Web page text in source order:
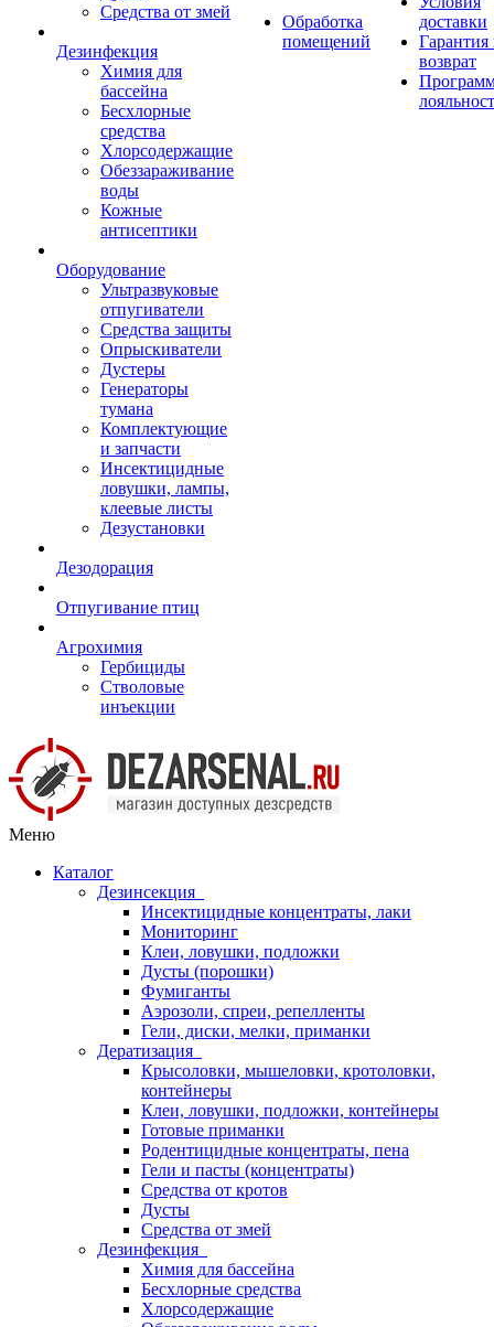
Средства от змей
Дезинфекция
Химия для
бассейна
Бесхлорные
средства
Хлорсодержащие
Обеззараживание
воды
Кожные
антисептики
Оборудование
Ультразвуковые
отпугиватели
Средства защиты
Опрыскиватели
Дустеры
Генераторы
тумана
Комплектующие
и запчасти
Инсектицидные
ловушки, лампы,
клеевые листы
Дезустановки
Дезодорация
Отпугивание птиц
Агрохимия
Гербициды
Стволовые
инъекции
Обработка
помещений
доставки
Гарантия
возврат
Меню
Каталог
Дезинсекция
Инсектицидные концентраты, лаки
Мониторинг
Клеи, ловушки, подложки
Дусты (порошки)
Фумиганты
Аэрозоли, спреи, репелленты
Гели, диски, мелки, приманки
Дератизация
Крысоловки, мышеловки, кротоловки,
контейнеры
Клеи, ловушки, подложки, контейнеры
Готовые приманки
Родентицидные концентраты, пена
Гели и пасты (концентраты)
Средства от кротов
Дусты
Средства от змей
Дезинфекция
Химия для бассейна
Бесхлорные средства
Хлорсодержащие